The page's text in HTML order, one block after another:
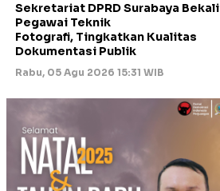
Sekretariat DPRD Surabaya Bekali
Pegawai Teknik
Fotografi, Tingkatkan Kualitas
Dokumentasi Publik
Rabu, 05 Agu 2026 15:31 WIB